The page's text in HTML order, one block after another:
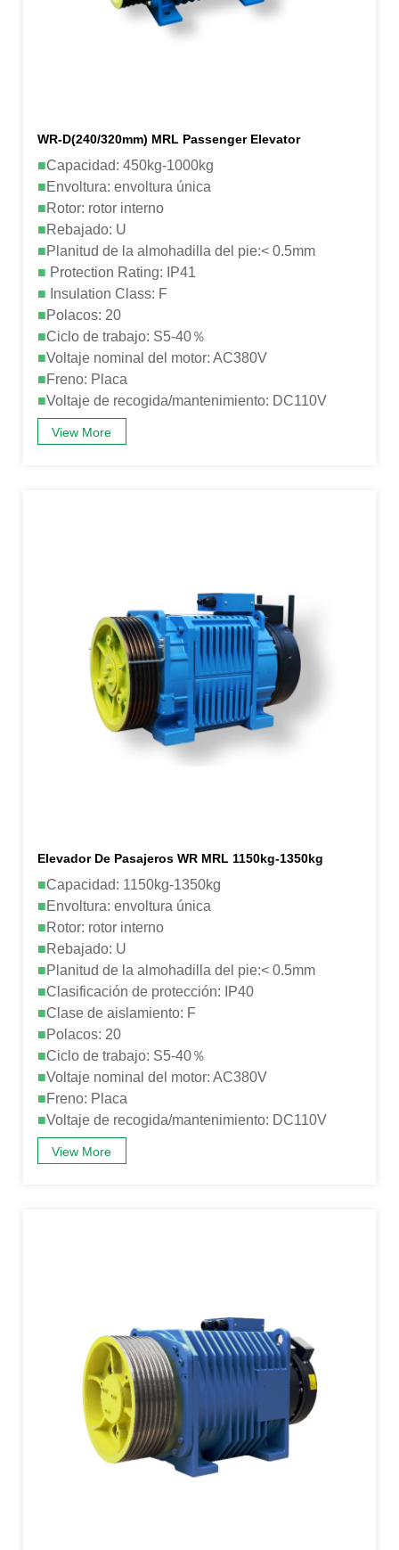
WR-D(240/320mm) MRL Passenger Elevator
■Capacidad: 450kg-1000kg
■Envoltura: envoltura única
■Rotor: rotor interno
■Rebajado: U
■Planitud de la almohadilla del pie:< 0.5mm
■ Protection Rating: IP41
■ Insulation Class: F
■Polacos: 20
■Ciclo de trabajo: S5-40％
■Voltaje nominal del motor: AC380V
■Freno: Placa
■Voltaje de recogida/mantenimiento: DC110V
View More
Elevador De Pasajeros WR MRL 1150kg-1350kg
■Capacidad: 1150kg-1350kg
■Envoltura: envoltura única
■Rotor: rotor interno
■Rebajado: U
■Planitud de la almohadilla del pie:< 0.5mm
■Clasificación de protección: IP40
■Clase de aislamiento: F
■Polacos: 20
■Ciclo de trabajo: S5-40％
■Voltaje nominal del motor: AC380V
■Freno: Placa
■Voltaje de recogida/mantenimiento: DC110V
View More